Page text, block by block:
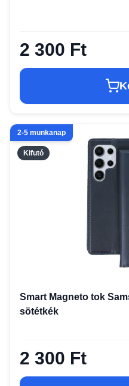
2 300 Ft
Kifutó
2-5 munkanap
Smart Magneto tok
sötétkék
2 300 Ft